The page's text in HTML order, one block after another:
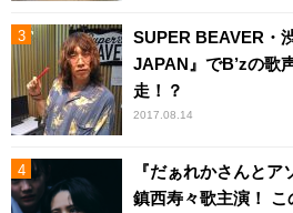
SUPER BEAVER・
JAPAN』でB’zの歌
走！？
2017.08.14
『だぁれかさんと
鎮西寿々歌主演！ こ